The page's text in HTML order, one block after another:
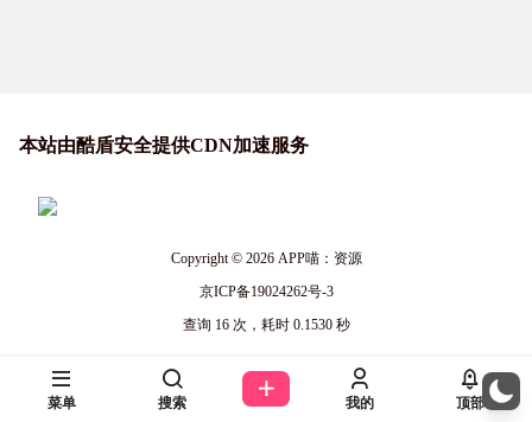
本站由酷盾安全提供CDN加速服务
Copyright © 2026APP喵：资源
京ICP备19024262号-3
查询 16 次，耗时 0.1530 秒
菜单 搜索 我的 顶部